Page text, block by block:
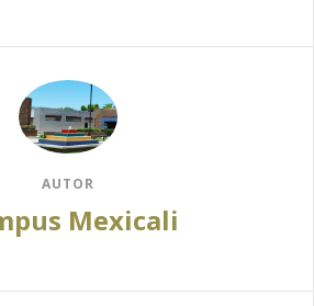
AUTOR
Mexicali